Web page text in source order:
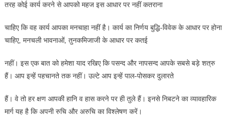
तरह कोई कार्य करने से आपको महज इस आधार पर नहीं कतराना
चाहिए कि वह कार्य आपका मनचाहा नहीं है। कार्य का निर्णय बुद्धि-विवेक के आधार पर होना
चाहिए, मनचली भावनाओं, तुनकमिजाजी के आधार पर कतई
नहीं। इस एक बात को हमेशा याद रखिए कि पसन्द और नापसन्द आपके सबसे बड़े शत्रु
हैं। आप इन्हें पहचानते तक नहीं। उल्टे आप इन्हें पाल-पोसकर दुलारते
हैं। वे तो हर क्षण आपकी हानि व हास करने पर ही तुले हैं। इनसे निबटने का व्यावहारिक
मार्ग यह है कि अपनी रुचि और अरुचि का विश्लेषण करें।